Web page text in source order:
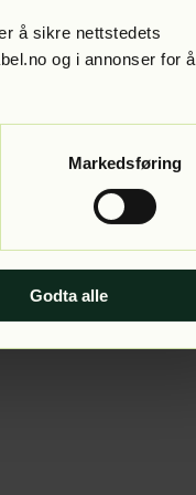
å sikre nettstedets
og i annonser for å
Markedsføring
Godta alle